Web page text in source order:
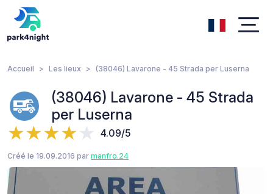
Accueil Les lieux (38046) Lavarone - 45 Strada per Luserna
(38046) Lavarone - 45 Strada
per Luserna
4.09/5
Créé le 19.09.2016 par manfro.24